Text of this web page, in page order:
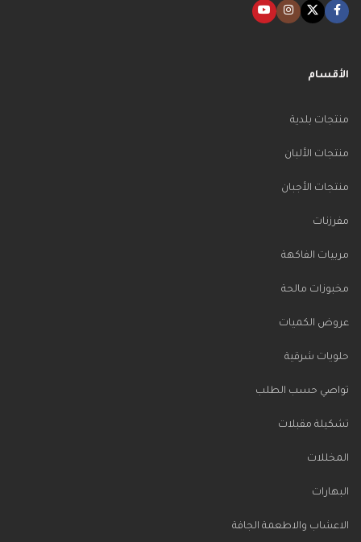
الأقسام
منتجات بلدية
منتجات الألبان
منتجات الأجبان
مفرزنات
مربيات الفاكهة
مخبوزات مالحة
عروض الكميات
حلويات شرقية
تواصي حسب الطلب
تشكيلة مقبلات
المخللات
البهارات
الاعشاب والاطعمة الجافة